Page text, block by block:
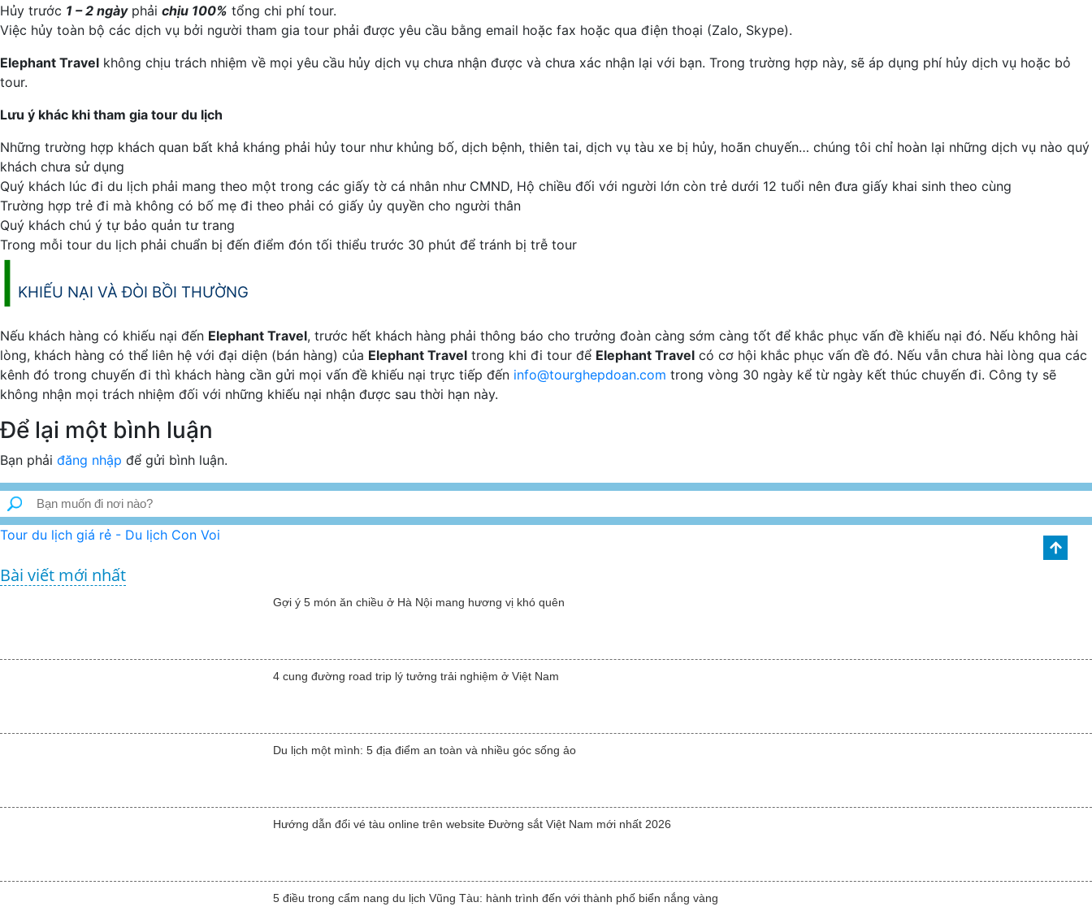
Hủy trước 1 – 2 ngàyphải chịu 100% tổng chi phí tour.
Việc hủy toàn bộ các dịch vụ bởi người tham gia tour phải được yêu cầu bằng email hoặc fax hoặc qua điện thoại (Zalo, Skype).
Elephant Travel không chịu trách nhiệm về mọi yêu cầu hủy dịch vụ chưa nhận được và chưa xác nhận lại với bạn. Trong trường hợp này, sẽ áp dụng phí hủy dịch vụ hoặc bỏ
tour.
Lưu ý khác khi tham gia tour du lịch
Những trường hợp khách quan bất khả kháng phải hủy tour như khủng bố, dịch bệnh, thiên tai, dịch vụ tàu xe bị hủy, hoãn chuyến… chúng tôi chỉ hoàn lại những dịch vụ nào quý
khách chưa sử dụng
Quý khách lúc đi du lịch phải mang theo một trong các giấy tờ cá nhân như CMND, Hộ chiều đối với người lớn còn trẻ dưới 12 tuổi nên đưa giấy khai sinh theo cùng
Trường hợp trẻ đi mà không có bố mẹ đi theo phải có giấy ủy quyền cho người thân
Quý khách chú ý tự bảo quản tư trang
Trong mỗi tour du lịch phải chuẩn bị đến điểm đón tối thiểu trước 30 phút để tránh bị trễ tour
KHIẾU NẠI VÀ ĐÒI BỒI THƯỜNG
Nếu khách hàng có khiếu nại đến Elephant Travel, trước hết khách hàng phải thông báo cho trưởng đoàn càng sớm càng tốt để khắc phục vấn đề khiếu nại đó. Nếu không hài
lòng, khách hàng có thể liên hệ với đại diện (bán hàng) của Elephant Travel trong khi đi tour để Elephant Travel có cơ hội khắc phục vấn đề đó. Nếu vẫn chưa hài lòng qua các
kênh đó trong chuyến đi thì khách hàng cần gửi mọi vấn đề khiếu nại trực tiếp đến info@tourghepdoan.com trong vòng 30 ngày kể từ ngày kết thúc chuyến đi. Công ty sẽ
không nhận mọi trách nhiệm đối với những khiếu nại nhận được sau thời hạn này.
Để lại một bình luận
Bạn phải đăng nhập để gửi bình luận.
Tour du lịch giá rẻ - Du lịch Con Voi
Bài viết mới nhất
Gợi ý 5 món ăn chiều ở Hà Nội mang hương vị khó quên
4 cung đường road trip lý tưởng trải nghiệm ở Việt Nam
Du lịch một mình: 5 địa điểm an toàn và nhiều góc sống ảo
Hướng dẫn đổi vé tàu online trên website Đường sắt Việt Nam mới nhất 2026
5 điều trong cẩm nang du lịch Vũng Tàu: hành trình đến với thành phố biển nắng vàng